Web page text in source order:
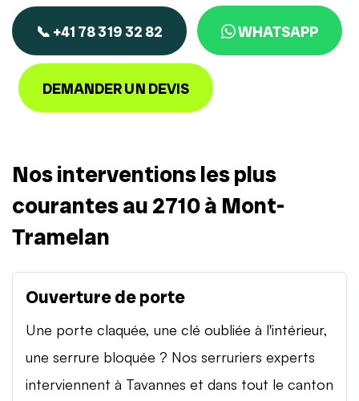
📞 +41 78 319 32 82 WHATSAPP
DEMANDER UN DEVIS
Nos interventions les plus
courantes au 2710 à Mont-
Tramelan
Ouverture de porte
Une porte claquée, une clé oubliée à l'intérieur,
une serrure bloquée ? Nos serruriers experts
interviennent à Tavannes et dans tout le canton